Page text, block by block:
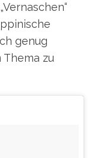
genug
zu